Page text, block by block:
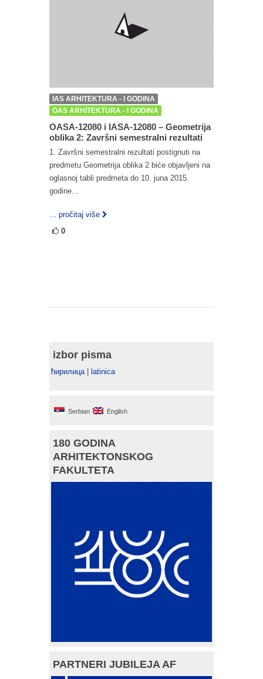
IAS ARHITEKTURA - I GODINA
OAS ARHITEKTURA - I GODINA
OASA-12080 i IASA-12080 – Geometrija
oblika 2: Završni semestralni rezultati
1. Završni semestralni rezultati postignuti na
predmetu Geometrija oblika 2 biće objavljeni na
oglasnoj tabli predmeta do 10. juna 2015.
godine...
... pročitaj više
0
izbor pisma
ћирилица | latinica
Serbian English
180 GODINA
ARHITEKTONSKOG
FAKULTETA
PARTNERI JUBILEJA AF